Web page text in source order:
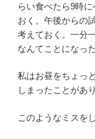
らい食べたら9時
おく。午後からの
考えておく。一分
なんてことになっ
私はお昼をちょっ
しまったことがあ
このようなミスを